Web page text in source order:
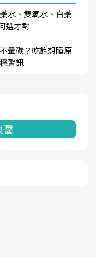
水、雙氧水、白藥
選才對
暈碳？吃飽想睡原
警訊
醫